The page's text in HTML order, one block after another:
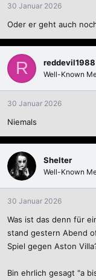
30 Januar 2026
Oder er geht auch
R reddevil1988
Well-Known
30 Januar 2026
Niemals
Shelter
Well-Known
30 Januar 2026
Was ist das denn für
stand gestern Abend
Spiel gegen Aston
Bin ehrlich gesagt "a